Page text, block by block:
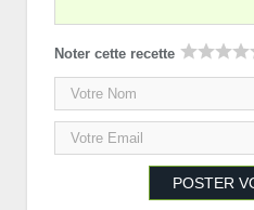
Noter cette recette